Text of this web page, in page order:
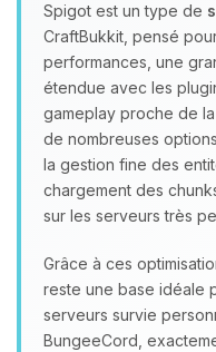
Spigot est un type de
CraftBukkit, pensé
performances, une
étendue avec les
gameplay proche de
de nombreuses
la gestion fine des
chargement des
sur les serveurs très
Grâce à ces
reste une base idéale
serveurs survie
BungeeCord,
Youpi,
parler !
assistant
tu as
petits
09/08/2026 à